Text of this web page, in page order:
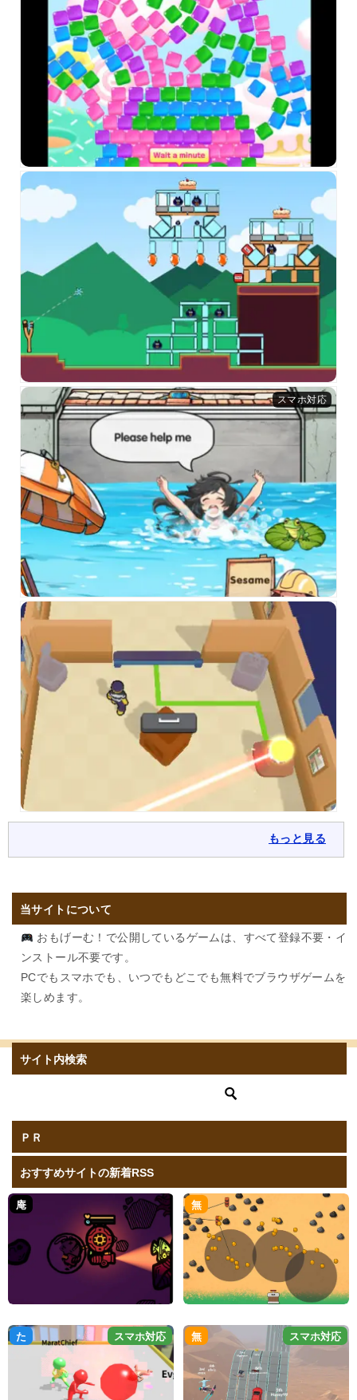
もっと見る
当サイトについて
おもげーむ！で公開しているゲームは、すべて登録不要・イ
ンストール不要です。
PCでもスマホでも、いつでもどこでも無料でブラウザゲームを
楽しめます。
サイト内検索
ＰＲ
おすすめサイトの新着RSS
庵 無
た スマホ対応 無 スマホ対応